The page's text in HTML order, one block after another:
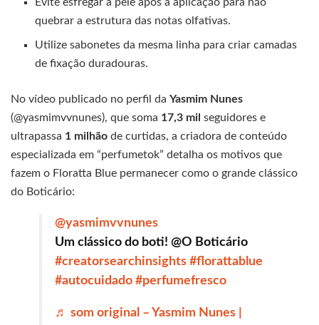
Evite esfregar a pele após a aplicação para não
quebrar a estrutura das notas olfativas.
Utilize sabonetes da mesma linha para criar camadas
de fixação duradouras.
No vídeo publicado no perfil da Yasmim Nunes
(@yasmimvvnunes), que soma 17,3 mil seguidores e
ultrapassa 1 milhão de curtidas, a criadora de conteúdo
especializada em “perfumetok” detalha os motivos que
fazem o Floratta Blue permanecer como o grande clássico
do Boticário:
@yasmimvvnunes
Um clássico do boti! @O Boticário
#creatorsearchinsights #florattablue
#autocuidado #perfumefresco
♬ som original – Yasmim Nunes |